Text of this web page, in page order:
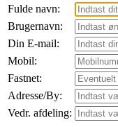
Fulde navn:
Brugernavn:
Din E-mail:
Mobil:
Fastnet:
Adresse/By:
Vedr. afdeling: